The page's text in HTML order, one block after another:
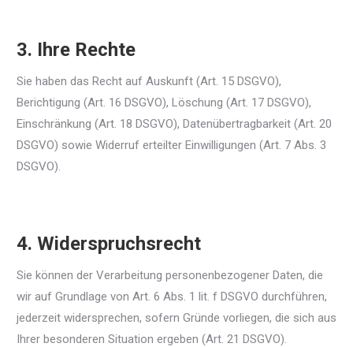
3. Ihre Rechte
Sie haben das Recht auf Auskunft (Art. 15 DSGVO),
Berichtigung (Art. 16 DSGVO), Löschung (Art. 17 DSGVO),
Einschränkung (Art. 18 DSGVO), Datenübertragbarkeit (Art. 20
DSGVO) sowie Widerruf erteilter Einwilligungen (Art. 7 Abs. 3
DSGVO).
4. Widerspruchsrecht
Sie können der Verarbeitung personenbezogener Daten, die
wir auf Grundlage von Art. 6 Abs. 1 lit. f DSGVO durchführen,
jederzeit widersprechen, sofern Gründe vorliegen, die sich aus
Ihrer besonderen Situation ergeben (Art. 21 DSGVO).